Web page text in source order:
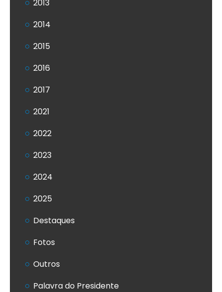
2013
2014
2015
2016
2017
2021
2022
2023
2024
2025
Destaques
Fotos
Outros
Palavra do Presidente